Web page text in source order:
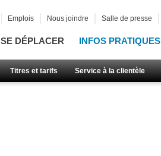
SE DÉPLACER INFOS PRATIQUES
Titres et tarifs Service à la clientèle
Emplois Nous joindre Salle de presse